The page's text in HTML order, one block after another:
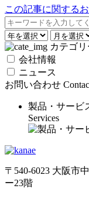
この記事に関する
カテゴリ
会社情報
ニュース
お問い合わせ
製品・サービ
Services
〒540-6023 大阪市
ー23階